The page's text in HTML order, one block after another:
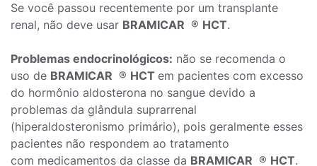
Se você passou recentemente por um transplante
renal, não deve usar BRAMICAR ® HCT.
Problemas endocrinológicos: não se recomenda o
uso de BRAMICAR ® HCT em pacientes com excesso
do hormônio aldosterona no sangue devido a
problemas da glândula suprarrenal
(hiperaldosteronismo primário), pois geralmente esses
pacientes não respondem ao tratamento
com medicamentos da classe da BRAMICAR ® HCT.